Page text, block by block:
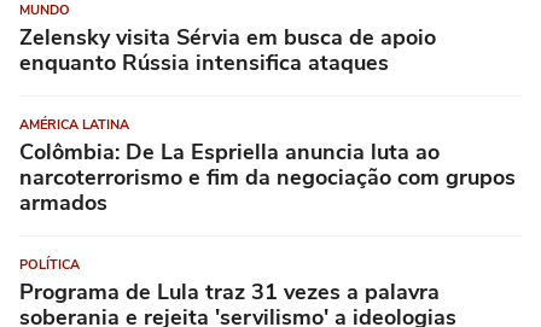
MUNDO
Zelensky visita Sérvia em busca de apoio
enquanto Rússia intensifica ataques
AMÉRICA LATINA
Colômbia: De La Espriella anuncia luta ao
narcoterrorismo e fim da negociação com grupos
armados
POLÍTICA
Programa de Lula traz 31 vezes a palavra
soberania e rejeita 'servilismo' a ideologias